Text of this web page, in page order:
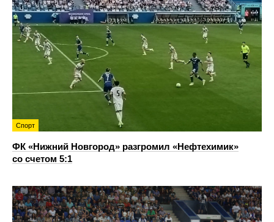
Спорт
ФК «Нижний Новгород» разгромил «Нефтехимик»
со счетом 5:1